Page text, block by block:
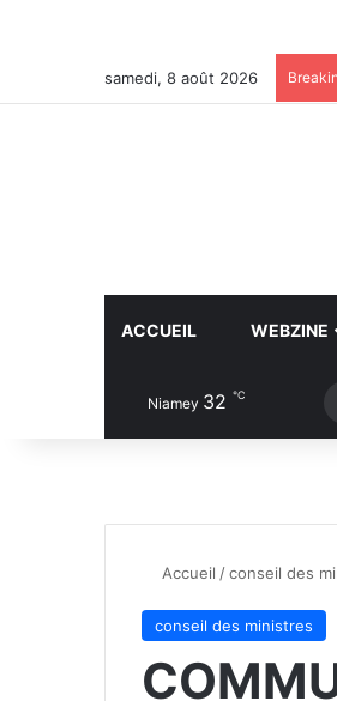
samedi, 8 août 2026
ACCUEIL WEBZINE
Niamey 32 ℃
Accueil /conseil des
conseil des ministres